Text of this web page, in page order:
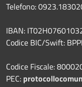
Telefono:
IBAN:
Codice BIC/Swift:
Codice Fiscale:
PEC: